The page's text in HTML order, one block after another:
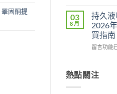
睪固酮提
一
次
講
清
楚〉
作
用？
2026
香
港
實
整
分
析
2026：
常
作
香
港
邊
度
買
2026
03
8 月
持久液
2026
買指南
在
液
哪
留言功能
熱點關注